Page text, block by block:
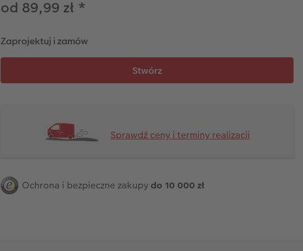
od 89,99 zł *
Zaprojektuj i zamów
Sprawdź ceny i terminy realizacji
Ochrona i bezpieczne zakupy do 10 000 zł